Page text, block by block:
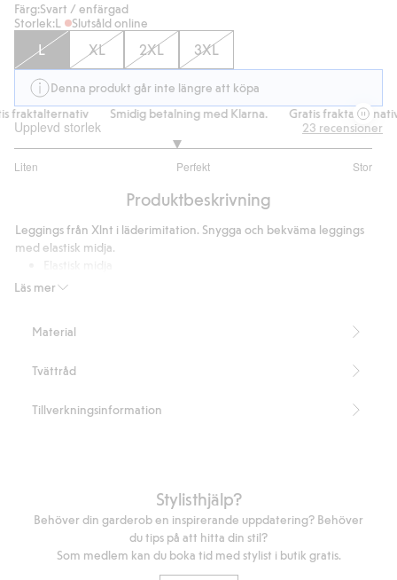
Färg:Svart / enfärgad
Storlek:L Slutsåld online
L XL 2XL 3XL
Denna produkt går inte längre att köpa
fraktalternativ
Smidig betalning med Klarna. Gratis fraktalternativ
Upplevd storlek
Liten Perfekt Stor
utav
20
betyg
23 recensioner
Produktbeskrivning
Läs mer
Leggings från Xlnt i läderimitation. Snygga och bekväma leggings
med elastisk midja.
Läderimitation
Artikelnummer
Material
Tvättråd
Tillverkningsinformation
Stylisthjälp?
Behöver din garderob en inspirerande uppdatering? Behöver
du tips på att hitta din stil?
Som medlem kan du boka tid med stylist i butik gratis.